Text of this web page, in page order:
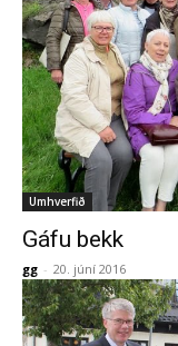
Umhverfið
Gáfu bekk
gg - 20. júní 2016